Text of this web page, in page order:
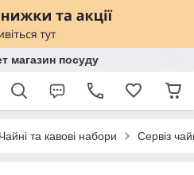
магазин посуду
Чайні та кавові набори Сервіз